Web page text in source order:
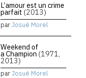
L’amour est un crime
parfait (2013)
parJosué Morel
Weekend of
a Champion (1971,
2013)
parJosué Morel